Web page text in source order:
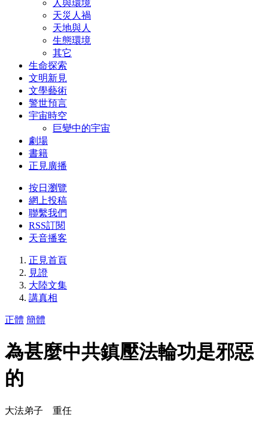
人與環境
天災人禍
天地與人
生態環境
其它
生命探索
文明新見
文學藝術
警世預言
宇宙時空
巨變中的宇宙
劇場
書籍
正見廣播
按日瀏覽
網上投稿
聯繫我們
RSS訂閱
天音播客
正見首頁
見證
大陸文集
講真相
正體 簡體
為甚麼中共鎮壓法輪功是邪惡
的
大法弟子 重任